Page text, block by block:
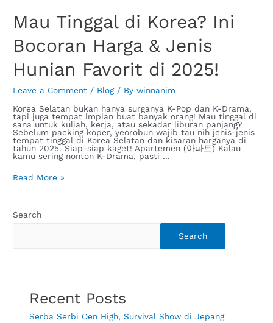
Mau Tinggal di Korea? Ini
Bocoran Harga & Jenis
Hunian Favorit di 2025!
Leave a Comment / Blog/ Bywinnanim
Korea Selatan bukan hanya surganya K-Pop dan K-Drama,
tapi juga tempat impian buat banyak orang! Mau tinggal di
sana untuk kuliah, kerja, atau sekadar liburan panjang?
Sebelum packing koper, yeorobun wajib tau nih jenis-jenis
tempat tinggal di Korea Selatan dan kisaran harganya di
tahun 2025. Siap-siap kaget! Apartemen (아파트) Kalau
kamu sering nonton K-Drama, pasti …
Read More »
Search
Search
Recent Posts
Serba Serbi Oen High, Survival Show di Jepang